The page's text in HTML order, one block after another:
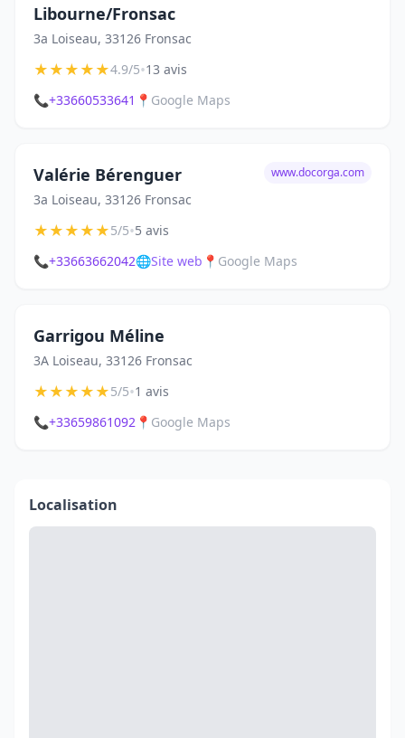
Libourne/Fronsac
3a Loiseau, 33126 Fronsac
★★★★★4.9/5•13 avis
📞+33660533641 📍 Google Maps
Valérie Bérenguer
3a Loiseau, 33126 Fronsac
www.docorga.com
★★★★★5/5•5 avis
📞+33663662042🌐Site web 📍 Google Maps
Garrigou Méline
3A Loiseau, 33126 Fronsac
★★★★★5/5•1 avis
📞+33659861092 📍 Google Maps
Localisation